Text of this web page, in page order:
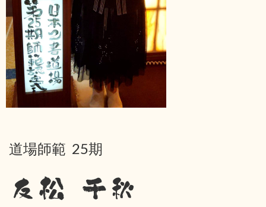
道場師範 25期
友松 千秋